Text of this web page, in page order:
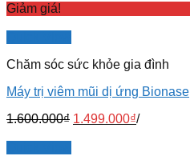
Giảm giá!
Chăm sóc sức khỏe gia đình
Máy trị viêm mũi dị ứng Bionase
1.600.000₫ 1.499.000₫/